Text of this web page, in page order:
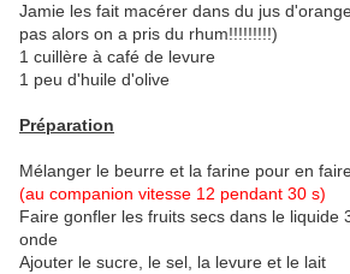
Jamie les fait macérer dans du jus
pas alors on a pris du rhum!!!!!!!!!)
1 cuillère à café de levure
1 peu d'huile d'olive
Préparation
Mélanger le beurre et la farine pour en
(au companion vitesse 12 pendant 30 s)
Faire gonfler les fruits secs dans le liquide
onde
Ajouter le sucre, le sel, la levure et le lait